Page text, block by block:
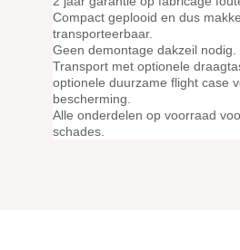
Compact geplooid en dus
transporteerbaar.
Geen demontage dakzeil nodig.
Transport met optionele
optionele duurzame flight case
bescherming.
Alle onderdelen op voorraad
schades.